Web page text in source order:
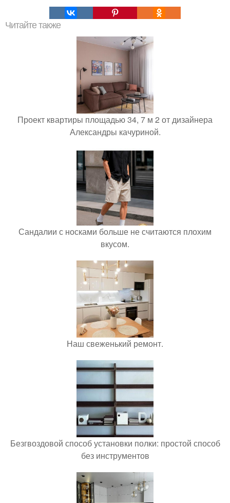
Читайте также
Проект квартиры площадью 34, 7 м 2 от дизайнера
Александры качуриной.
Сандалии с носками больше не считаются плохим
вкусом.
Наш свеженький ремонт.
Безгвоздовой способ установки полки: простой способ
без инструментов